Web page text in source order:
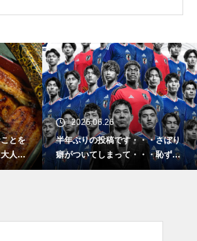
とを
人気
2026.06.26
半年ぶりの投稿です・・・さぼり
癖がついてしまって・・・恥ずか
しぃ～ (〃ﾉωﾉ)